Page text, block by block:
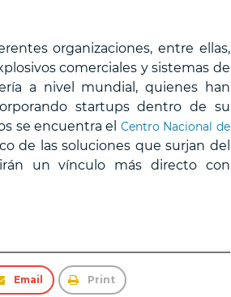
organizaciones, entre ellas,
comerciales y sistemas de
a nivel mundial, quienes han
startups dentro de su
se encuentra el Centro Nacional de
de las soluciones que surjan del
un vínculo más directo con
Email Print